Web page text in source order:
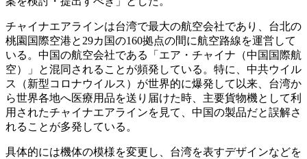
チャイナエアラインは台湾で最大の航空会社であり、台北の
桃園国際空港と29カ国の160拠点の間に航空路線を運営して
いる。中国の航空会社である「エア・チャイナ（中国国際航
空）」と混同されることが頻発している。特に、中共ウイル
ス（新型コロナウイルス）が世界的に爆発して以来、台湾か
ら世界各地へ医療用品を送り届けた時、主要貨物機として利
用されたチャイナエアラインを見て、中国の製品だと誤解さ
れることが多発している。
具体的には機体の模様を変更し、台湾を表すデザインなどを